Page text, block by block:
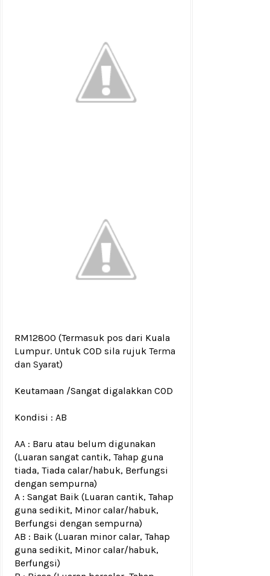
RM12800 (Termasuk pos dari Kuala
Lumpur. Untuk COD sila rujuk Terma
dan Syarat)
Keutamaan /Sangat digalakkan COD
Kondisi : AB
AA : Baru atau belum digunakan
(Luaran sangat cantik, Tahap guna
tiada, Tiada calar/habuk, Berfungsi
dengan sempurna)
A : Sangat Baik (Luaran cantik, Tahap
guna sedikit, Minor calar/habuk,
Berfungsi dengan sempurna)
AB : Baik (Luaran minor calar, Tahap
guna sedikit, Minor calar/habuk,
Berfungsi)